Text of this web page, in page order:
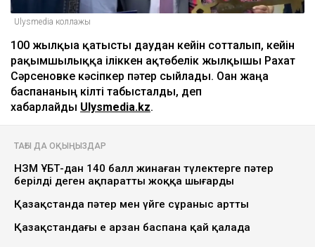
Ulysmedia коллажы
100 жылқыға қатысты даудан кейін сотталып, кейін
рақымшылыққа іліккен ақтөбелік жылқышы Рахат
Сәрсеновке кәсіпкер пәтер сыйлады. Оған жаңа
баспананың кілті табысталды, деп
хабарлайды Ulysmedia.kz.
ТАҒЫ ДА ОҚЫҢЫЗДАР
НЗМ ҰБТ-дан 140 балл жинаған түлектерге пәтер
берілді деген ақпаратты жоққа шығарды
Қазақстанда пәтер мен үйге сұраныс артты
Қазақстандағы ең арзан баспана қай қалада